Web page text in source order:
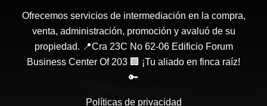
Ofrecemos servicios de intermediación en la compra,
venta, administración, promoción y avaluó de su
propiedad. 📍Cra 23C No 62-06 Edificio Forum
Business Center Of 203 🏢 ¡Tu aliado en finca raíz!
🔑
Políticas de privacidad